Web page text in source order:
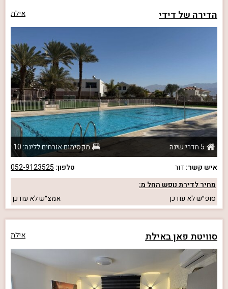
הדירה של דידי אילת
5 חדרי שינה
מקסימום אורחים ללינה: 10
איש קשר: דור טלפון: 052-9123525
מחיר לדירת נופש החל מ:
סופ״שלא עודכן אמצ״שלא עודכן
סוויטת פאן באילת אילת